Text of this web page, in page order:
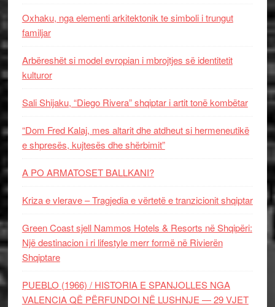
Oxhaku, nga elementi arkitektonik te simboli i trungut
familjar
Arbëreshët si model evropian i mbrojtjes së identitetit
kulturor
Sali Shijaku, “Diego Rivera” shqiptar i artit tonë kombëtar
“Dom Fred Kalaj, mes altarit dhe atdheut si hermeneutikë
e shpresës, kujtesës dhe shërbimit”
A PO ARMATOSET BALLKANI?
Kriza e vlerave – Tragjedia e vërtetë e tranzicionit shqiptar
Green Coast sjell Nammos Hotels & Resorts në Shqipëri:
Një destinacion i ri lifestyle merr formë në Rivierën
Shqiptare
PUEBLO (1966) / HISTORIA E SPANJOLLES NGA
VALENCIA QË PËRFUNDOI NË LUSHNJE — 29 VJET